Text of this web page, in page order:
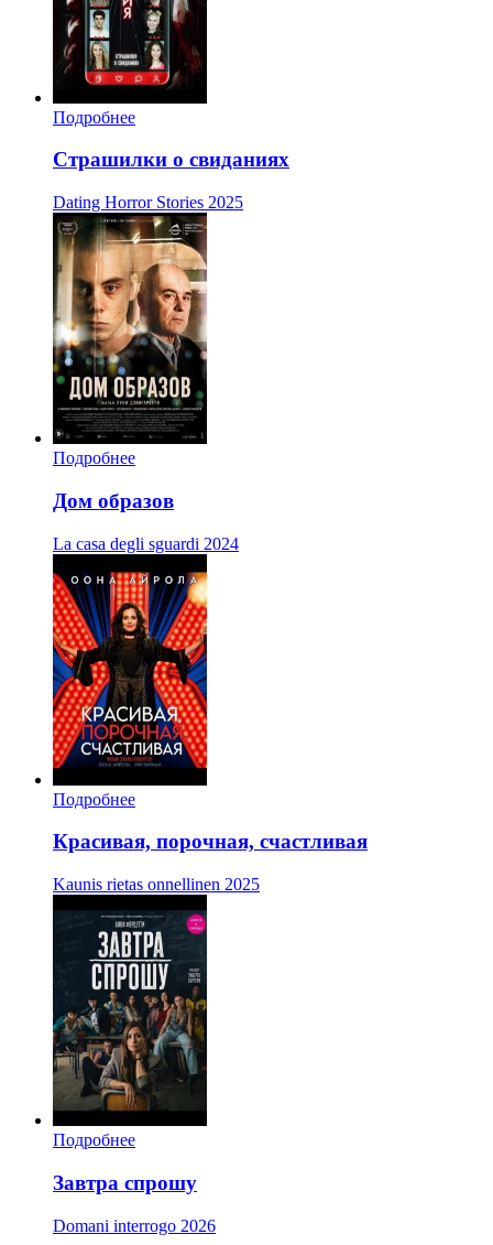
Подробнее
Страшилки о свиданиях
Dating Horror Stories 2025
Подробнее
Дом образов
La casa degli sguardi 2024
Подробнее
Красивая, порочная, счастливая
Kaunis rietas onnellinen 2025
Подробнее
Завтра спрошу
Domani interrogo 2026